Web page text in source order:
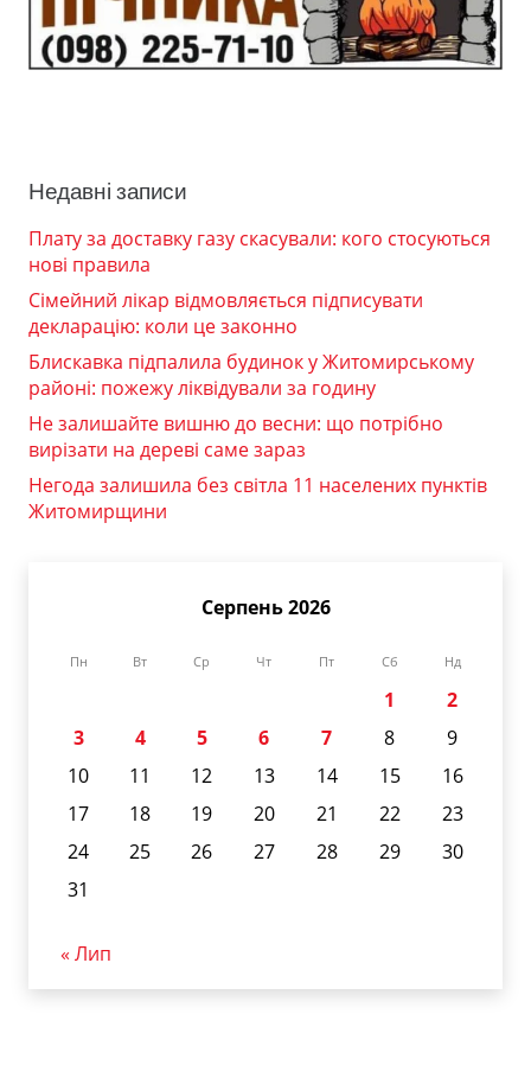
Недавні записи
Плату за доставку газу скасували: кого стосуються
нові правила
Сімейний лікар відмовляється підписувати
декларацію: коли це законно
Блискавка підпалила будинок у Житомирському
районі: пожежу ліквідували за годину
Не залишайте вишню до весни: що потрібно
вирізати на дереві саме зараз
Негода залишила без світла 11 населених пунктів
Житомирщини
Серпень 2026
Пн Вт Ср Чт Пт Сб Нд
1
2
3
4 5 6 7 8
9
10
11 12 13 14 15
16
17
18 19 20 21 22
23
24
25 26 27 28 29
30
31
« Лип